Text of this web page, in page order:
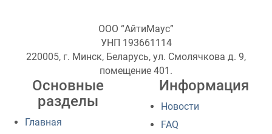
ООО “АйтиМаус”
УНП 193661114
220005, г. Минск, Беларусь, ул. Смолячкова д. 9,
помещение 401.
Основные
разделы
Главная
Информация
Новости
FAQ